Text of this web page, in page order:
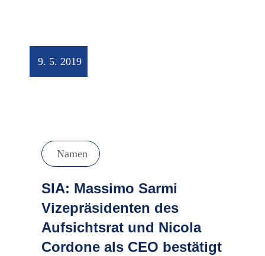
9. 5. 2019
Namen
SIA: Massimo Sarmi
Vizepräsidenten des
Aufsichtsrat und Nicola
Cordone als CEO bestätigt